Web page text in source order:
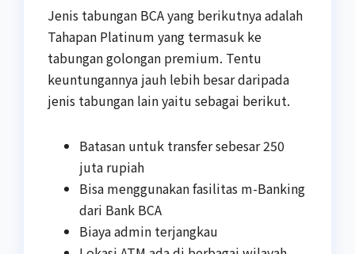
Jenis tabungan BCA yang berikutnya adalah
Tahapan Platinum yang termasuk ke
tabungan golongan premium. Tentu
keuntungannya jauh lebih besar daripada
jenis tabungan lain yaitu sebagai berikut.
Batasan untuk transfer sebesar 250
juta rupiah
Bisa menggunakan fasilitas m-Banking
dari Bank BCA
Biaya admin terjangkau